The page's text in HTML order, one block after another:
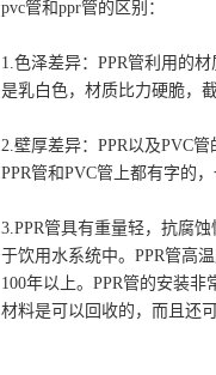
pvc管和ppr管的区别：
1.色泽差异：PPR管利用的
是乳白色，材质比力硬脆，
2.壁厚差异：PPR以及PVC
PPR管和PVC管上都有字的
3.PPR管具有重量轻，抗腐
于饮用水系统中。PPR管高
100年以上。PPR管的安装
材料是可以回收的，而且还